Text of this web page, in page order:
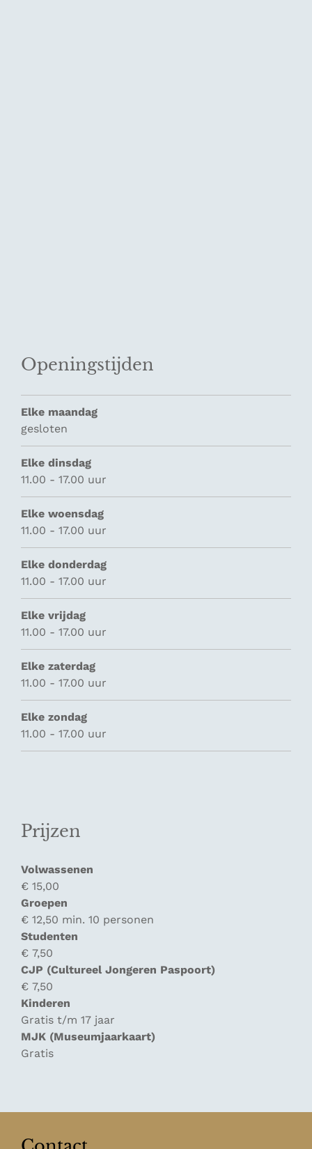
Openingstijden
Elke maandag
gesloten
Elke dinsdag
11.00 - 17.00 uur
Elke woensdag
11.00 - 17.00 uur
Elke donderdag
11.00 - 17.00 uur
Elke vrijdag
11.00 - 17.00 uur
Elke zaterdag
11.00 - 17.00 uur
Elke zondag
11.00 - 17.00 uur
Prijzen
Volwassenen
€ 15,00
Groepen
€ 12,50 min. 10 personen
Studenten
€ 7,50
CJP (Cultureel Jongeren Paspoort)
€ 7,50
Kinderen
Gratis t/m 17 jaar
MJK (Museumjaarkaart)
Gratis